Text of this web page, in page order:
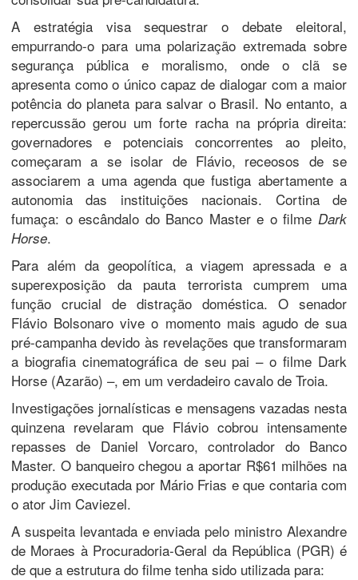
​A estratégia visa sequestrar o debate eleitoral,
empurrando-o para uma polarização extremada sobre
segurança pública e moralismo, onde o clã se
apresenta como o único capaz de dialogar com a maior
potência do planeta para salvar o Brasil. No entanto, a
repercussão gerou um forte racha na própria direita:
governadores e potenciais concorrentes ao pleito,
começaram a se isolar de Flávio, receosos de se
associarem a uma agenda que fustiga abertamente a
autonomia das instituições nacionais. Cortina de
fumaça: o escândalo do Banco Master e o filme Dark
Horse.
​Para além da geopolítica, a viagem apressada e a
superexposição da pauta terrorista cumprem uma
função crucial de distração doméstica. O senador
Flávio Bolsonaro vive o momento mais agudo de sua
pré-campanha devido às revelações que transformaram
a biografia cinematográfica de seu pai – o filme Dark
Horse (Azarão) –, em um verdadeiro cavalo de Troia.
Investigações jornalísticas e mensagens vazadas nesta
quinzena revelaram que Flávio cobrou intensamente
repasses de Daniel Vorcaro, controlador do Banco
Master. O banqueiro chegou a aportar R$61 milhões na
produção executada por Mário Frias e que contaria com
o ator Jim Caviezel.
​A suspeita levantada e enviada pelo ministro Alexandre
de Moraes à Procuradoria-Geral da República (PGR) é
de que a estrutura do filme tenha sido utilizada para: